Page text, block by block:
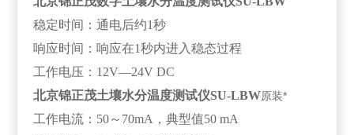
稳定时间：通电后约1秒
响应时间：响应在1秒内进入稳态过程
工作电压：12V—24V DC
北京锦正茂土壤水分温度测试仪SU-LBW原装*
工作电流：50～70mA，典型值50 mA